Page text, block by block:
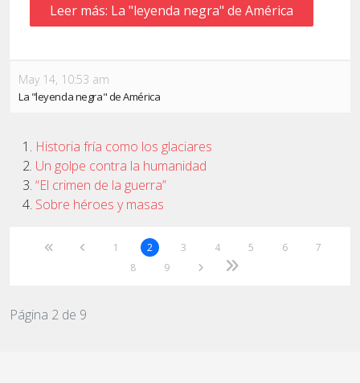
Leer más: La "leyenda negra" de América
May 14, 10:53 am
La "leyenda negra" de América
Historia fría como los glaciares
Un golpe contra la humanidad
“El crimen de la guerra”
Sobre héroes y masas
1 2 3 4 5 6
7
8
9
Página 2 de 9